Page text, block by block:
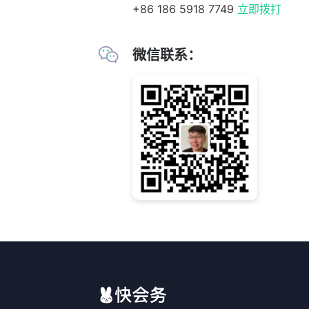
+86 186 5918 7749 立即拨打
微信联系：